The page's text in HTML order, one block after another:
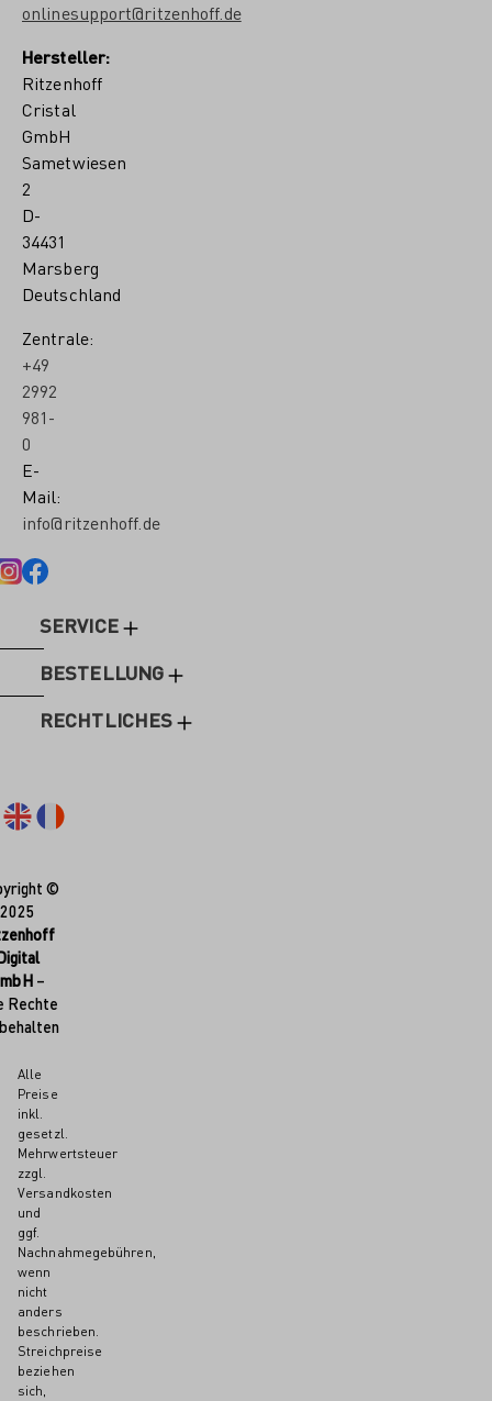
onlinesupport@ritzenhoff.de
Hersteller:
Ritzenhoff
Cristal
GmbH
Sametwiesen
2
D-
34431
Marsberg
Deutschland
Zentrale:
+49
2992
981-
0
E-
Mail:
info@ritzenhoff.de
SERVICE
BESTELLUNG
RECHTLICHES
©
2025
–
Rechte
Alle
Preise
inkl.
gesetzl.
Mehrwertsteuer
zzgl.
Versandkosten
und
ggf.
Nachnahmegebühren,
wenn
nicht
anders
beschrieben.
Streichpreise
beziehen
sich,